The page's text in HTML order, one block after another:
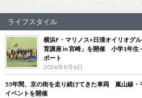
ライフスタイル
横浜F・マリノス×日清オイリオグ
育講座 in 宮崎」を開催 小学1年生
ポート
2026年8月6日
55年間、京の街を走り続けてきた車両 嵐山線・
イベントを開催